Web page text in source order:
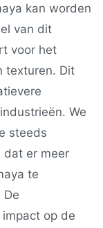
kan worden
van dit
voor het
texturen. Dit
We
steeds
dat er meer
te
De
op de